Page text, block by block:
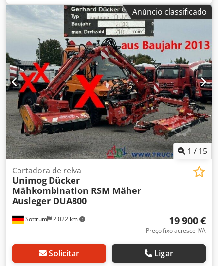
Em estado de uso atual • O trator não está à venda!
Estado: Usado
Anúncio classificado
1 / 15
Sottrum 2 022 km
Cortadora de relva
Unimog Dücker
Mähkombination RSM Mäher
Ausleger DUA800
19 900 €
Preço fixo acresce IVA
Solicitar Ligar